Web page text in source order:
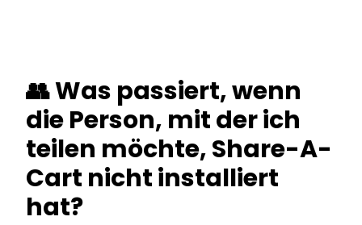
👥 Was passiert, wenn
die Person, mit der ich
teilen möchte, Share-A-
Cart nicht installiert
hat?